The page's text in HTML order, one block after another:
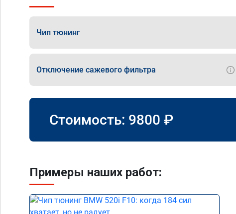
Чип тюнинг
Отключение сажевого фильтра
Стоимость: 9800 ₽
Примеры наших работ: